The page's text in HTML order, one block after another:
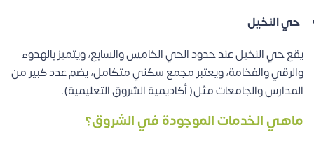
حي النخيل
يقع حي النخيل عند حدود الحي الخامس والسابع، ويتميز بالهدوء
والرقي والفخامة، ويعتبر مجمع سكني متكامل، يضم عدد كبير من
المدارس والجامعات مثل( أكاديمية الشروق التعليمية).
ماهي الخدمات الموجودة في الشروق؟